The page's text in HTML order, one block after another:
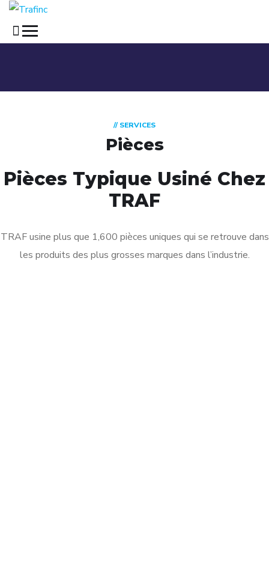
// SERVICES
Pièces
Pièces Typique Usiné Chez
TRAF
TRAF usine plus que 1,600 pièces uniques qui se retrouve dans
les produits des plus grosses marques dans l’industrie.